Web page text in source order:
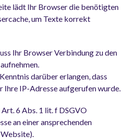
lädt Ihr Browser die benötigten
um Texte korrekt
Ihr Browser Verbindung zu den
darüber erlangen, dass
Ihre IP-Adresse aufgerufen wurde.
6 Abs. 1 lit. f DSGVO
an einer ansprechenden